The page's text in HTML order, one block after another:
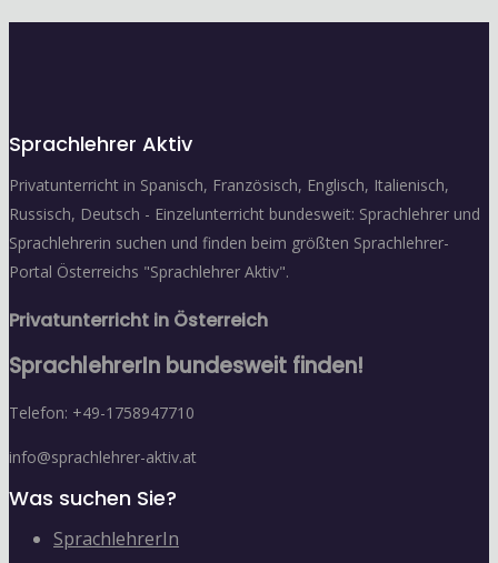
Sprachlehrer Aktiv
Privatunterricht in Spanisch, Französisch, Englisch, Italienisch,
Russisch, Deutsch - Einzelunterricht bundesweit: Sprachlehrer und
Sprachlehrerin suchen und finden beim größten Sprachlehrer-
Portal Österreichs "Sprachlehrer Aktiv".
Privatunterricht in Österreich
SprachlehrerIn bundesweit finden!
Telefon: +49-1758947710
info@sprachlehrer-aktiv.at
Was suchen Sie?
SprachlehrerIn